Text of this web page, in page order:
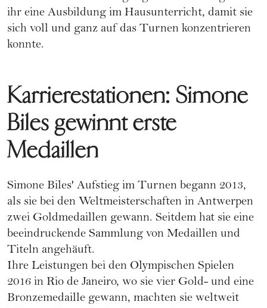
ihr eine Ausbildung im Hausunterricht, damit sie
sich voll und ganz auf das Turnen konzentrieren
konnte.
Karrierestationen: Simone
Biles gewinnt erste
Medaillen
Simone Biles' Aufstieg im Turnen begann 2013,
als sie bei den Weltmeisterschaften in Antwerpen
zwei Goldmedaillen gewann. Seitdem hat sie eine
beeindruckende Sammlung von Medaillen und
Titeln angehäuft.
Ihre Leistungen bei den Olympischen Spielen
2016 in Rio de Janeiro, wo sie vier Gold- und eine
Bronzemedaille gewann, machten sie weltweit